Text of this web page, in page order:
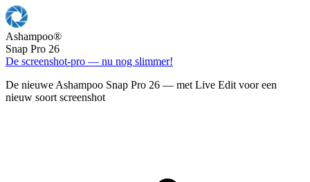
Ashampoo®
Snap Pro 26
De screenshot-pro — nu nog slimmer!
De nieuwe Ashampoo Snap Pro 26 — met Live Edit voor een
nieuw soort screenshot